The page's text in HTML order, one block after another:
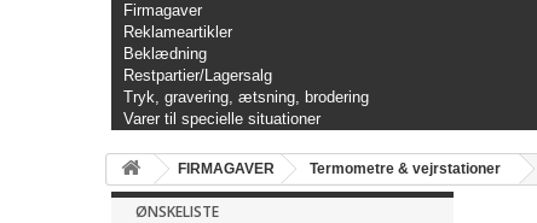
Firmagaver
Reklameartikler
Beklædning
Restpartier/Lagersalg
Tryk, gravering, ætsning, brodering
Varer til specielle situationer
FIRMAGAVER Termometre & vejrstationer
ØNSKELISTE